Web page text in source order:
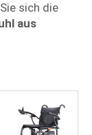
sich die
aus